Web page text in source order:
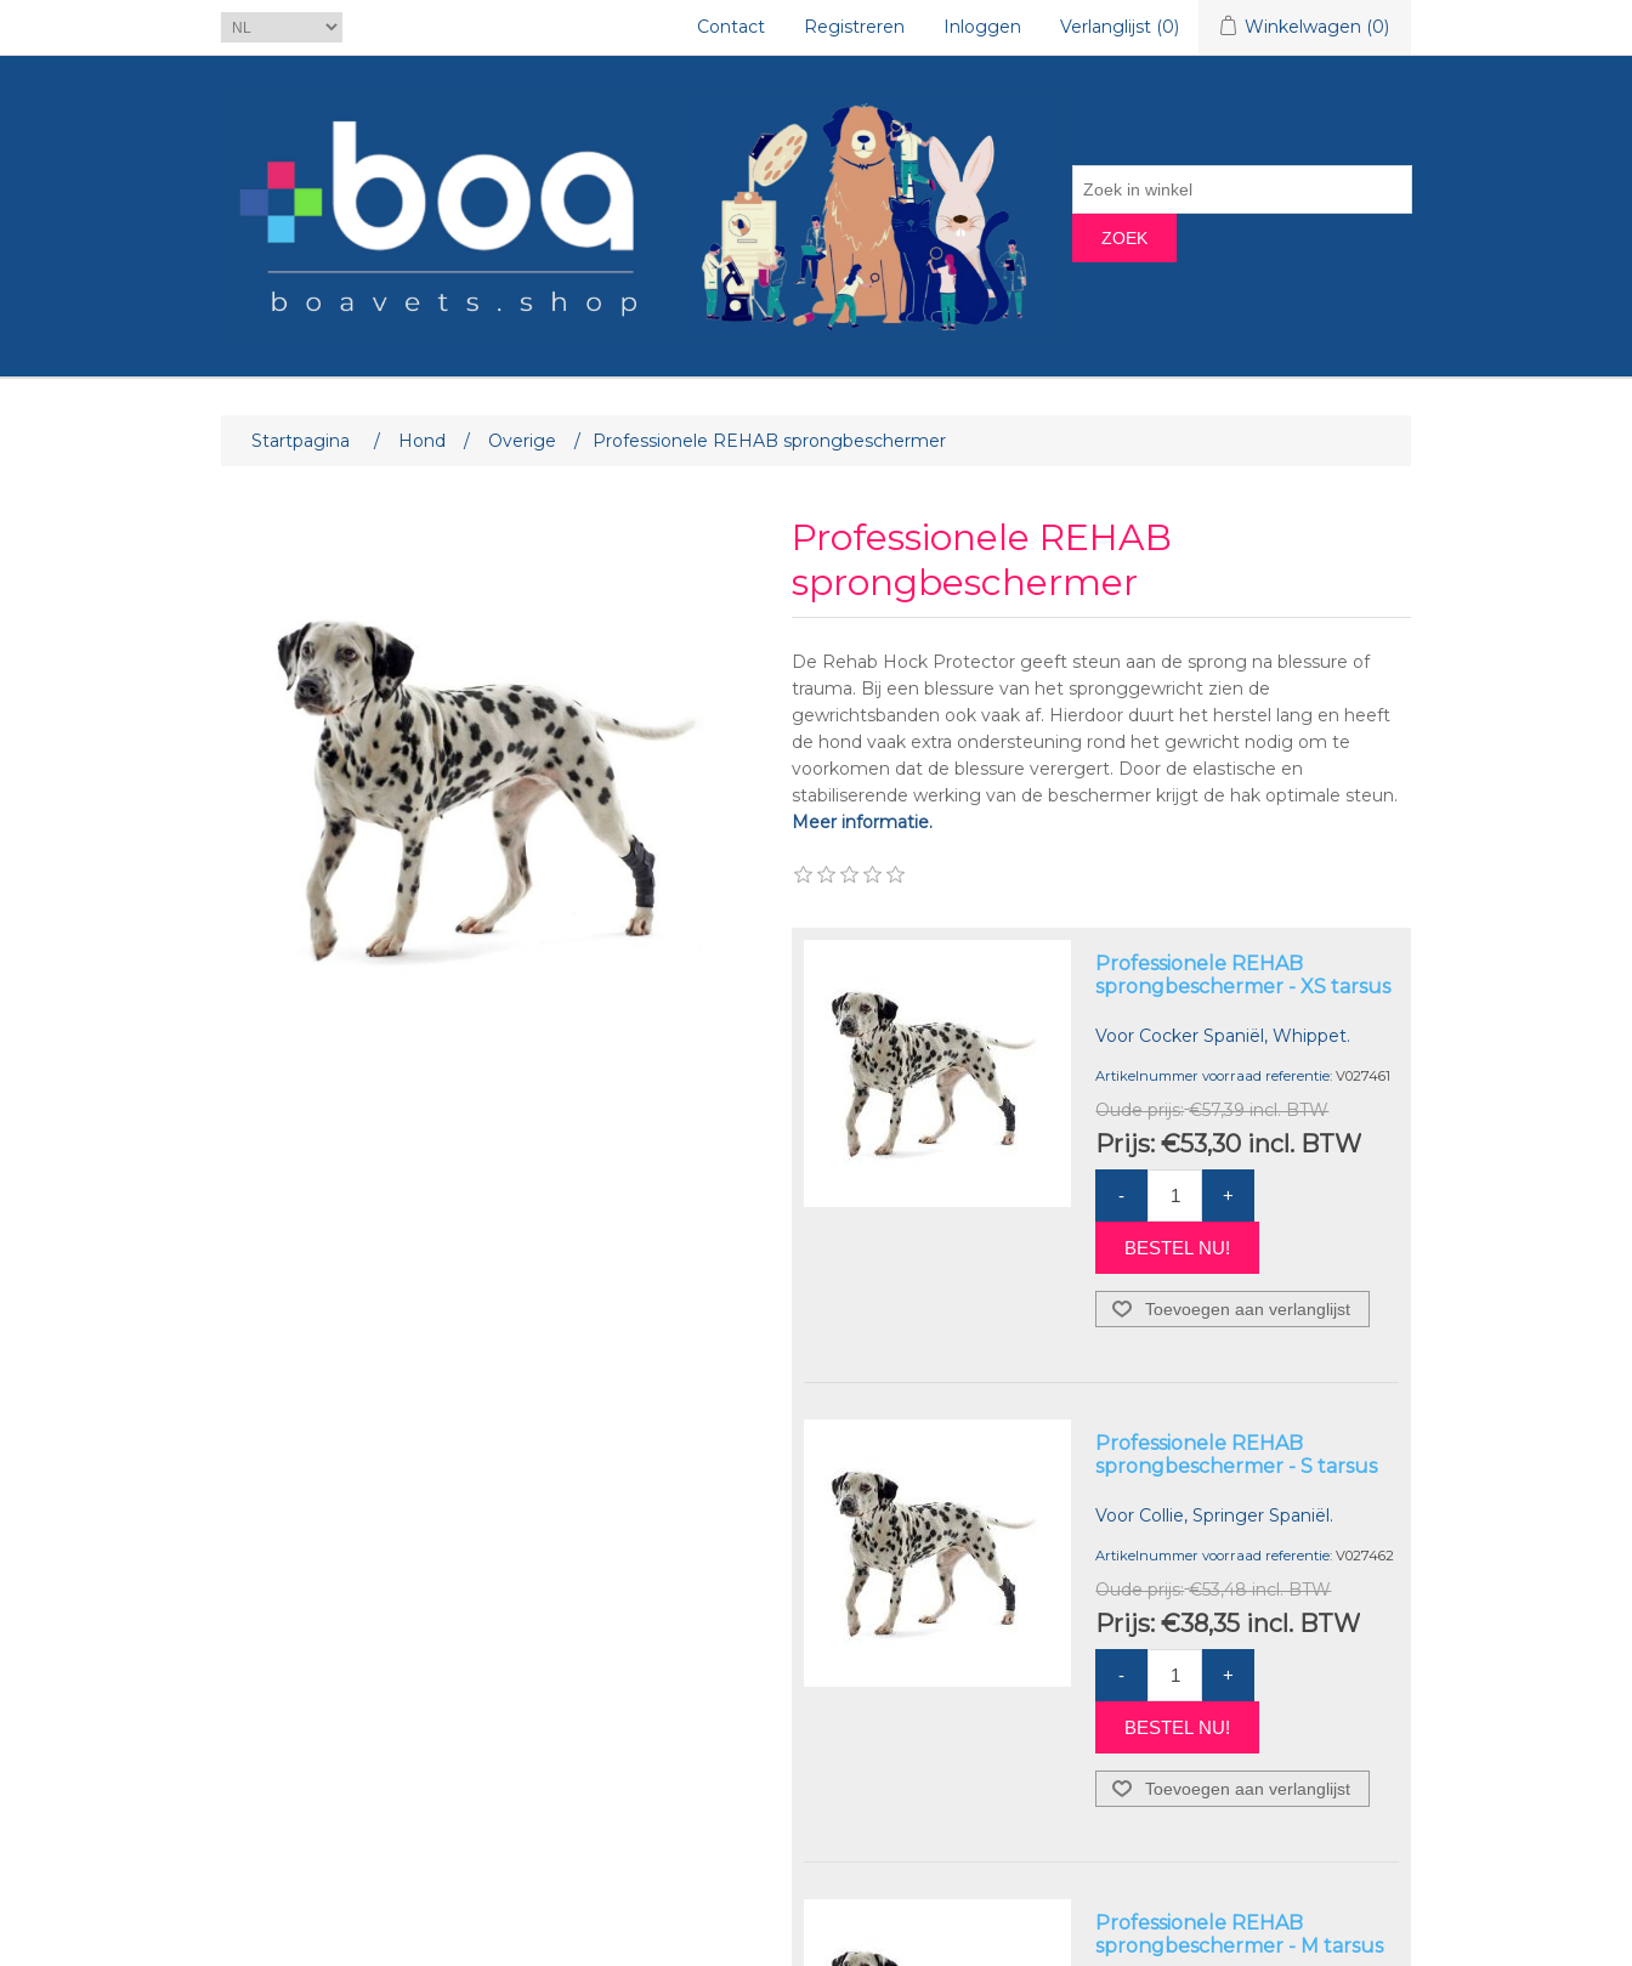
Contact Registreren Inloggen Verlanglijst (0) Winkelwagen (0)
ZOEK
Startpagina / Hond / Overige / Professionele REHAB sprongbeschermer
Professionele REHAB
sprongbeschermer
De Rehab Hock Protector geeft steun aan de sprong na blessure of
trauma. Bij een blessure van het spronggewricht zien de
gewrichtsbanden ook vaak af. Hierdoor duurt het herstel lang en heeft
de hond vaak extra ondersteuning rond het gewricht nodig om te
voorkomen dat de blessure verergert. Door de elastische en
stabiliserende werking van de beschermer krijgt de hak optimale steun.
Meer informatie.
Professionele REHAB
sprongbeschermer - XS tarsus
Voor Cocker Spaniël, Whippet.
Artikelnummer voorraad referentie: V027461
Oude prijs: €57,39 incl. BTW
Prijs: €53,30 incl. BTW
- +
BESTEL NU!
Toevoegen aan verlanglijst
Professionele REHAB
sprongbeschermer - S tarsus
Voor Collie, Springer Spaniël.
Artikelnummer voorraad referentie: V027462
Oude prijs: €53,48 incl. BTW
Prijs: €38,35 incl. BTW
- +
BESTEL NU!
Toevoegen aan verlanglijst
Professionele REHAB
sprongbeschermer - M tarsus